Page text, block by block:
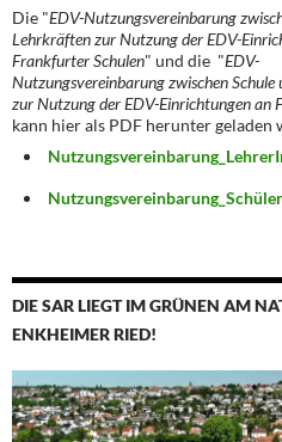
Die "EDV-Nutzungsvereinbarung
Lehrkräften zur Nutzung der EDV-
Frankfurter Schulen" und die "EDV-
Nutzungsvereinbarung zwischen Schule
zur Nutzung der EDV-Einrichtungen an
kann hier als PDF herunter geladen
DIE SAR LIEGT IM GRÜNEN AM
ENKHEIMER RIED!